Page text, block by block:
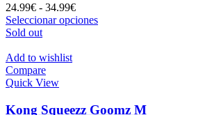
24.99€ - 34.99€Rango
de
Seleccionar opcionesEste
se
Sold out
Add to wishlist
Compare
Quick View
Kong Squeezz Goomz M